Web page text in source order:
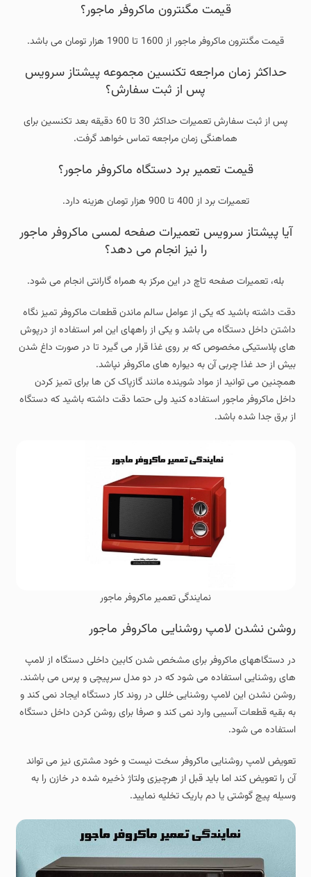
قیمت مگنترون ماکروفر ماجور؟
قیمت مگنترون ماکروفر ماجور از 1600 تا 1900 هزار تومان می باشد.
حداکثر زمان مراجعه تکنسین مجموعه پیشتاز سرویس
پس از ثبت سفارش؟
پس از ثبت سفارش تعمیرات حداکثر 30 تا 60 دقیقه بعد تکنسین برای
هماهنگی زمان مراجعه تماس خواهد گرفت.
قیمت تعمیر برد دستگاه ماکروفر ماجور؟
تعمیرات برد از 400 تا 900 هزار تومان هزینه دارد.
آیا پیشتاز سرویس تعمیرات صفحه لمسی ماکروفر ماجور
را نیز انجام می دهد؟
بله، تعمیرات صفحه تاچ در این مرکز به همراه گارانتی انجام می شود.
دقت داشته باشید که یکی از عوامل سالم ماندن قطعات ماکروفر تمیز نگاه
داشتن داخل دستگاه می باشد و یکی از راههای این امر استفاده از درپوش
های پلاستیکی مخصوص که بر روی غذا قرار می گیرد تا در صورت داغ شدن
بیش از حد غذا چربی آن به دیواره های ماکروفر نپاشد.
همچنین می توانید از مواد شوینده مانند گازپاک کن ها برای تمیز کردن
داخل ماکروفر ماجور استفاده کنید ولی حتما دقت داشته باشید که دستگاه
از برق جدا شده باشد.
نمایندگی تعمیر ماکروفر ماجور
روشن نشدن لامپ روشنایی ماکروفر ماجور
در دستگاههای ماکروفر برای مشخص شدن کابین داخلی دستگاه از لامپ
های روشنایی استفاده می شود که در دو مدل سرپیچی و پرس می باشند.
روشن نشدن این لامپ روشنایی خللی در روند کار دستگاه ایجاد نمی کند و
به بقیه قطعات آسیبی وارد نمی کند و صرفا برای روشن کردن داخل دستگاه
استفاده می شود.
تعویض لامپ روشنایی ماکروفر سخت نیست و خود مشتری نیز می تواند
آن را تعویض کند اما باید قبل از هرچیزی ولتاژ ذخیره شده در خازن را به
وسیله پیچ گوشتی یا دم باریک تخلیه نمایید.